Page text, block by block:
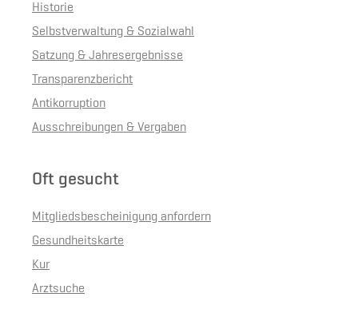
Historie
Selbstverwaltung & Sozialwahl
Satzung & Jahresergebnisse
Transparenzbericht
Antikorruption
Ausschreibungen & Vergaben
Oft gesucht
Mitgliedsbescheinigung anfordern
Gesundheitskarte
Kur
Arztsuche